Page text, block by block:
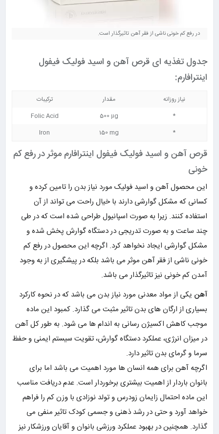
در رفع کم خونی ناشی از فقر آهن تاثیرگذار است.
جدول تغذیه ای قرص آهن و اسید فولیک فیفول
اینترافارم:
نیاز روزانه مقدار
ترکیبات
*
500 µg
Folic Acid
*
150 mg
Iron
قرص آهن و اسید فولیک فیفول اینترافارم موثر در رفع کم
خونی
این محصول آهن و اسید فولیک مورد نیاز بدن را تامین کرده و
کسانی که مشکل گوارشی دارند با خیال راحت می تواند از آن
استفاده کنند. زیرا به صورت اسپانیول طراحی شده است که در طی
چند ساعت و به صورت تدریجی در دستگاه گوارش پخش شده و
مشکل گوارشی ایجاد نخواهد کرد. اگرچه این محصول در رفع کم
خونی ناشی از فقر آهن موثر می باشد بلکه در پیشگیری از به وجود
آمدن کم خونی نیز تاثیرگذار می باشد.
آهن یکی از مواد معدنی مورد نیاز بدن می باشد که در نحوه کارکرد
بسیاری از ارگان های بدن تاثیر مثبت می گذارد. کمبود این ماده
موجب کاهش اکسیژن رسانی به اندام ها می شود. به طور کل آهن
در میزان انرژی، عملکرد دستگاه گوارش، تقویت سیستم ایمنی و حفظ
سرما و گرمای بدن تاثیر دارد.
اگرچه آهن برای همه انسان ها مورد اهمیت می باشد اما برای
بانوان باردار از اهمیت بیشتری برخوردار است. عدم دریافت مناسب
این ماده احتمال زایمان زودرس و تولد نوزادی با وزن کم را فراهم
خواهد آورد و حتی در رشد ذهنی و جسمی کودک تاثیر منفی می
گذارد. همچنین در بهبود عملکرد ورزشی بانوان و آقایان ورزشکار نیز